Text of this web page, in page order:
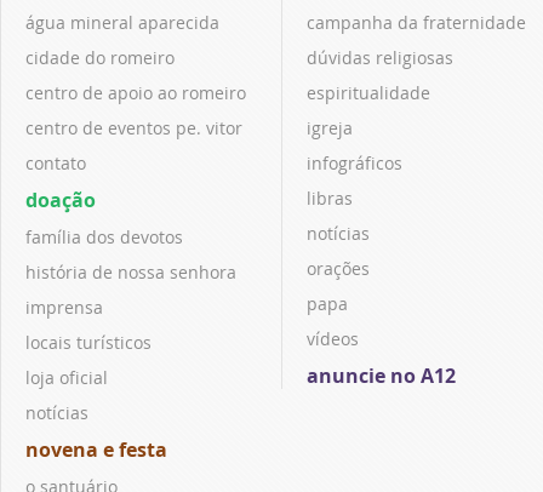
água mineral aparecida
cidade do romeiro
centro de apoio ao romeiro
centro de eventos pe. vitor
contato
doação
família dos devotos
história de nossa senhora
imprensa
locais turísticos
loja oficial
notícias
novena e festa
o santuário
campanha da fraternidade
dúvidas religiosas
espiritualidade
igreja
infográficos
libras
notícias
orações
papa
vídeos
anuncie no A12